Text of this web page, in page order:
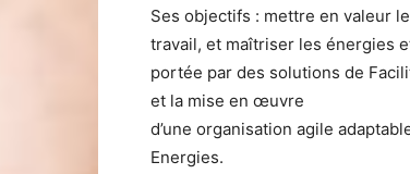
Ses objectifs : mettre en valeur
travail, et maîtriser les énergies
portée par des solutions de
et la mise en œuvre
d’une organisation agile
Energies.